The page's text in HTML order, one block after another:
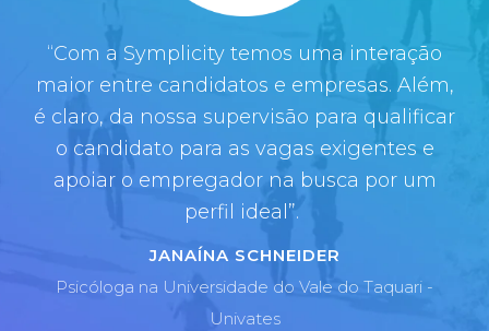
“Com a Symplicity temos uma interação
maior entre candidatos e empresas. Além,
é claro, da nossa supervisão para qualificar
o candidato para as vagas exigentes e
apoiar o empregador na busca por um
perfil ideal”.
JANAÍNA SCHNEIDER
Psicóloga na Universidade do Vale do Taquari -
Univates
"Hoje a solução da Symplicityestá inserida
em praticamente todos os nossos serviços e
fazemos questão disso. Impulsionamos a
cada ano o número de acessos de
estudantes e egressos, assim temos o
controle de acionamentos e participação
aos serviços da área."
"O pacote diverso de recursos e serviços da
Symplicity complementa o projeto de
trabalho da PUC Carreiras, atendendo
alunos de cursos presenciais e virtuais da
PUC Minas espalhados por todo o país.
Oportunidades de estágio e emprego,
conteúdos de carreira variados, eventos e
pesquisas são os destaques da plataforma
que já está consolidada entre nossos